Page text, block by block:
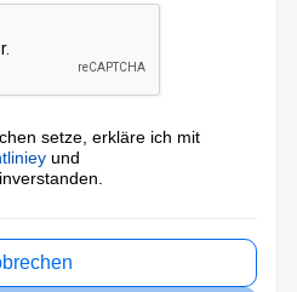
setze, erkläre ich mit
und